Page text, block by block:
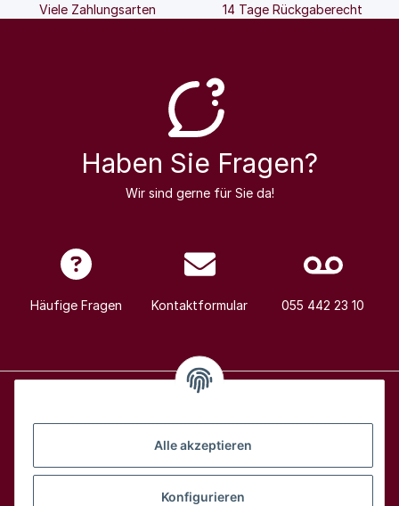
Alle akzeptieren
Konfigurieren
Viele Zahlungsarten 14 Tage Rückgaberecht
Haben Sie Fragen?
Wir sind gerne für Sie da!
Häufige Fragen Kontaktformular 055 442 23 10